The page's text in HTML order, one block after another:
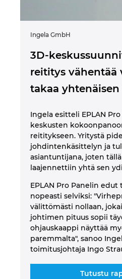
Ingela GmbH
3D-
reititys vähentää
takaa
Ingela esitteli EPLAN
keskusten
reititykseen. Yritystä
johdintenkäsittelyn ja
asiantuntijana, joten
laajennettiin yhtä sen
EPLAN Pro Panelin
nopeasti selviksi:
välittömästi nollaan,
johtimen pituus sopii
ohjauskaappi näyttää
paremmalta", sanoo
toimitusjohtaja Ingo
Tutustu